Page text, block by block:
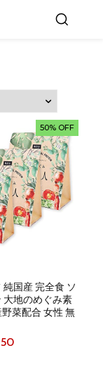
50% OFF
国産 完全食 ソ
大地のめぐみ素
野菜配合 女性 無